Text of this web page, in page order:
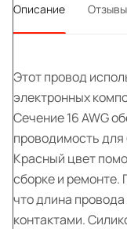
Описание Отзывы
Этот провод
электронных
Сечение 16 AWG
проводимость
Красный цвет
сборке и ремонте.
что длина
контактами.